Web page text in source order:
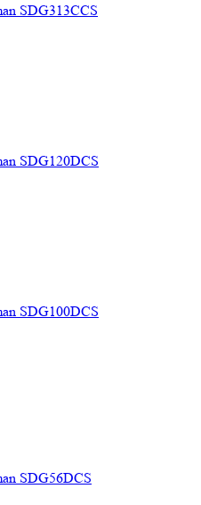
SDG313СCS
SDG120DCS
SDG100DCS
SDG56DCS